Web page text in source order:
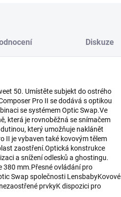
Diskuze
50. Umístěte subjekt do ostrého
Pro II se dodává s optikou
se systémem Optic Swap.Ve
která je rovnoběžná se snímačem
který umožňuje naklánět
II je vybaven také kovovým tělem
zaostření.Optická konstrukce
a snížení odlesků a ghostingu.
mm.Přesné ovládání pro
Swap společnosti LensbabyKovové
prvkyK dispozici pro